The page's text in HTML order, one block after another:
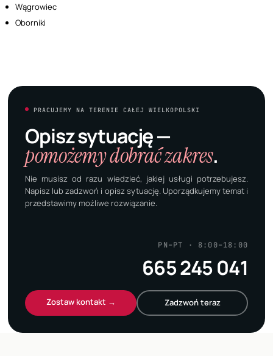
Wągrowiec
Oborniki
PRACUJEMY NA TERENIE CAŁEJ WIELKOPOLSKI
Opisz sytuację —
pomożemy dobrać zakres.
Nie musisz od razu wiedzieć, jakiej usługi potrzebujesz.
Napisz lub zadzwoń i opisz sytuację. Uporządkujemy temat i
przedstawimy możliwe rozwiązanie.
PN–PT · 8:00–18:00
665 245 041
Zostaw kontakt → Zadzwoń teraz